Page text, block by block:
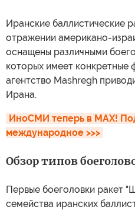
Иранские баллистические
отражении американо-
оснащены различными
которых имеет
агентство Mashregh
Ирана.
ИноСМИ теперь в MAX!
международное >>>
Обзор типов
Первые боеголовки ракет
семейства иранских